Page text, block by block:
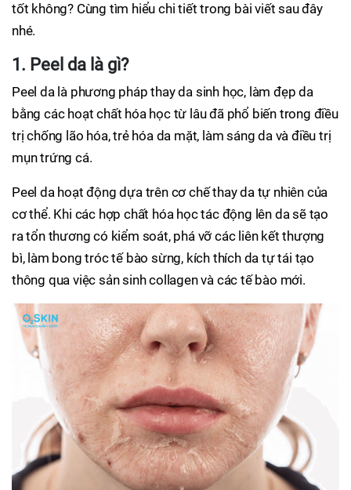
tốt không? Cùng tìm hiểu chi tiết trong bài viết sau đây
nhé.
1. Peel da là gì?
Peel da là phương pháp thay da sinh học, làm đẹp da
bằng các hoạt chất hóa học từ lâu đã phổ biến trong điều
trị chống lão hóa, trẻ hóa da mặt, làm sáng da và điều trị
mụn trứng cá.
Peel da hoạt động dựa trên cơ chế thay da tự nhiên của
cơ thể. Khi các hợp chất hóa học tác động lên da sẽ tạo
ra tổn thương có kiểm soát, phá vỡ các liên kết thượng
bì, làm bong tróc tế bào sừng, kích thích da tự tái tạo
thông qua việc sản sinh collagen và các tế bào mới.